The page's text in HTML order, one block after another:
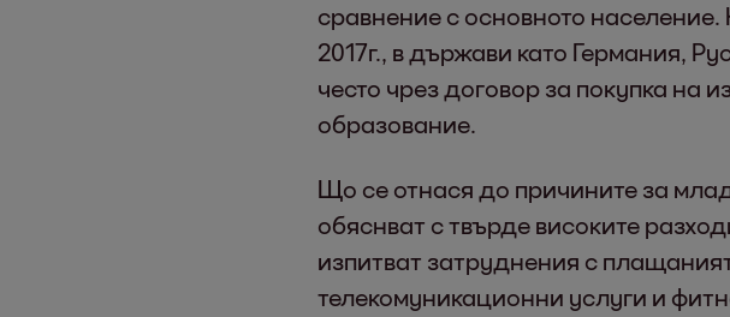
сравнение с основното
2017г., в държави като Германия,
често чрез договор за покупка на
образование.
Що се отнася до причините за
обяснват с твърде високите
изпитват затруднения с
телекомуникационни услуги и